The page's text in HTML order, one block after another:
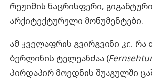
რეჟიმის ნაცრისფერი, გიგანტური
არქიტექტურული მონუმენტები.
ამ ყველაფრის გვირგვინი კი, რა
ბერლინის ტელეანძაა (
პირდაპირ მოედნის შუაგულში